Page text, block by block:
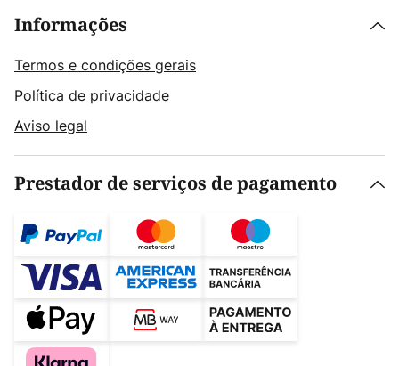
Informações
Termos e condições gerais
Política de privacidade
Aviso legal
Prestador de serviços de pagamento